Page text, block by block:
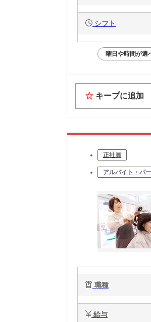
シフト
曜日や時間が選
キープに追加
正社員
アルバイト・パ
職種
給与